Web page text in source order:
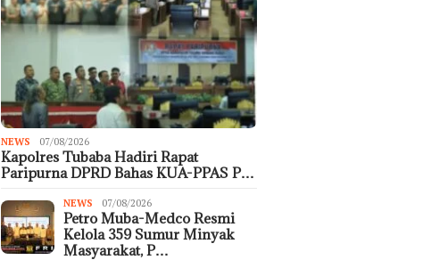
NEWS 07/08/2026
Kapolres Tubaba Hadiri Rapat
Paripurna DPRD Bahas KUA-PPAS P…
NEWS 07/08/2026
Petro Muba-Medco Resmi
Kelola 359 Sumur Minyak
Masyarakat, P…